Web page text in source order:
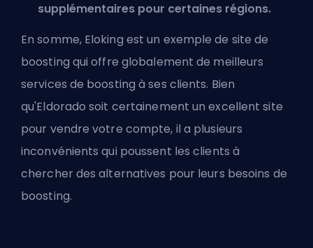
supplémentaires pour certaines régions.
En somme, Eloking est un exemple de site de
boosting qui offre globalement de meilleurs
services de boosting à ses clients. Bien
qu'Eldorado soit certainement unexcellent site
pour vendre votre compte, il a plusieurs
inconvénients qui poussent les clients à
chercher des alternatives pour leurs besoins de
boosting.